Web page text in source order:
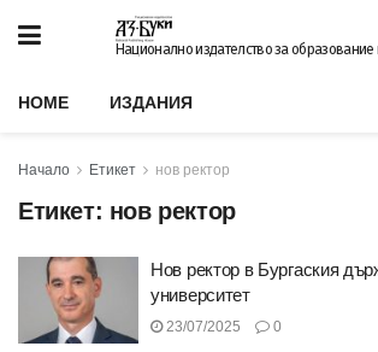
Национално издателство за образование
HOME ИЗДАНИЯ
Начало Етикет нов ректор
Етикет: нов ректор
Нов ректор в Бургаския
университет
23/07/2025 0